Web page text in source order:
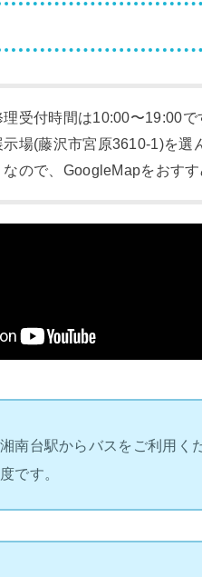
理受付時間は10:00〜19:00で
示場(藤沢市宮原3610-1)を選
なので、GoogleMapをおすす
南台駅からバスをご利用く
です。